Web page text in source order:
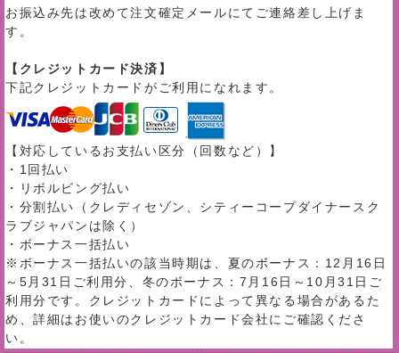
お振込み先は改めて注文確定メールにてご連絡差し上げま
す。
【クレジットカード決済】
下記クレジットカードがご利用になれます。
【対応しているお支払い区分（回数など）】
・1回払い
・リボルビング払い
・分割払い（クレディセゾン、シティーコープダイナースク
ラブジャパンは除く）
・ボーナス一括払い
※ボーナス一括払いの該当時期は、夏のボーナス：12月16日
～5月31日ご利用分、冬のボーナス：7月16日～10月31日ご
利用分です。クレジットカードによって異なる場合があるた
め、詳細はお使いのクレジットカード会社にご確認くださ
い。